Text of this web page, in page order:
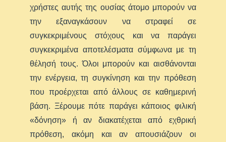
χρήστες αυτής της ουσίας άτομο μπορούν να
την εξαναγκάσουν να στραφεί σε
συγκεκριμένους στόχους και να παράγει
συγκεκριμένα αποτελέσματα σύμφωνα με τη
θέλησή τους. Όλοι μπορούν και αισθάνονται
την ενέργεια, τη συγκίνηση και την πρόθεση
που προέρχεται από άλλους σε καθημερινή
βάση. Ξέρουμε πότε παράγει κάποιος φιλική
«δόνηση» ή αν διακατέχεται από εχθρική
πρόθεση, ακόμη και αν απουσιάζουν οι